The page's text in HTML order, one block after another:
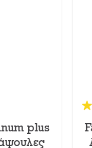
plus